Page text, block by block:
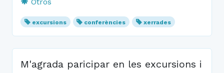
excursions conferències xerrades
M'agrada paricipar en les excursions i